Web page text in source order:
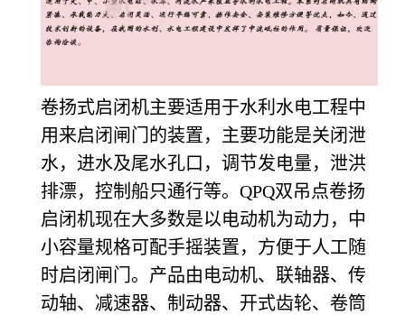
卷扬式启闭机主要适用于水利水电工程中
用来启闭闸门的装置，主要功能是关闭泄
水，进水及尾水孔口，调节发电量，泄洪
排漂，控制船只通行等。QPQ双吊点卷扬
启闭机现在大多数是以电动机为动力，中
小容量规格可配手摇装置，方便于人工随
时启闭闸门。产品由电动机、联轴器、传
动轴、减速器、制动器、开式齿轮、卷筒